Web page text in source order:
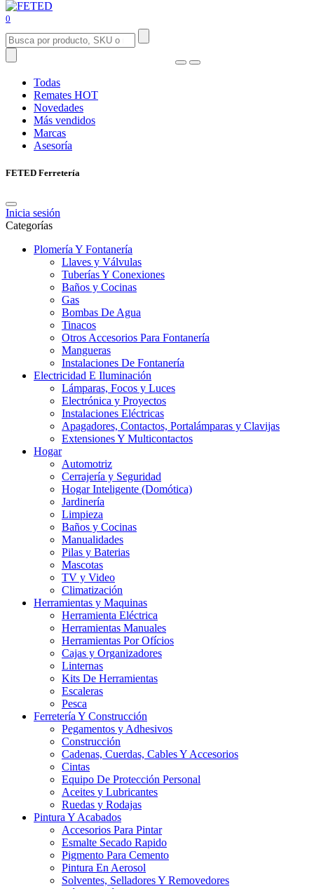
0
Todas
Remates HOT
Novedades
Más vendidos
Marcas
Asesoría
FETED Ferretería
Inicia sesión
Categorías
Plomería Y Fontanería
Llaves y Válvulas
Tuberías Y Conexiones
Baños y Cocinas
Gas
Bombas De Agua
Tinacos
Otros Accesorios Para Fontanería
Mangueras
Instalaciones De Fontanería
Electricidad E Iluminación
Lámparas, Focos y Luces
Electrónica y Proyectos
Instalaciones Eléctricas
Apagadores, Contactos, Portalámparas y Clavijas
Extensiones Y Multicontactos
Hogar
Automotriz
Cerrajería y Seguridad
Hogar Inteligente (Domótica)
Jardinería
Limpieza
Baños y Cocinas
Manualidades
Pilas y Baterias
Mascotas
TV y Video
Climatización
Herramientas y Maquinas
Herramienta Eléctrica
Herramientas Manuales
Herramientas Por Ofícios
Cajas y Organizadores
Linternas
Kits De Herramientas
Escaleras
Pesca
Ferretería Y Construcción
Pegamentos y Adhesivos
Construcción
Cadenas, Cuerdas, Cables Y Accesorios
Cintas
Equipo De Protección Personal
Aceites y Lubricantes
Ruedas y Rodajas
Pintura Y Acabados
Accesorios Para Pintar
Esmalte Secado Rapido
Pigmento Para Cemento
Pintura En Aerosol
Solventes, Selladores Y Removedores